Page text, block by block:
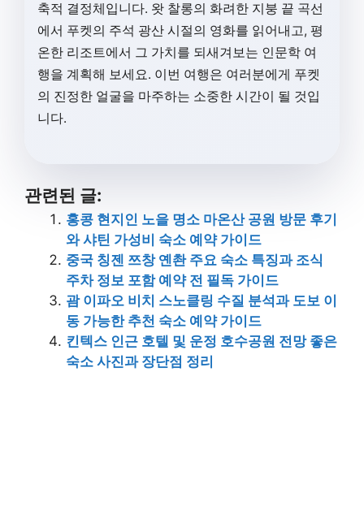
축적 결정체입니다. 왓 찰롱의 화려한 지붕 끝 곡선
에서 푸켓의 주석 광산 시절의 영화를 읽어내고, 평
온한 리조트에서 그 가치를 되새겨보는 인문학 여
행을 계획해 보세요. 이번 여행은 여러분에게 푸켓
의 진정한 얼굴을 마주하는 소중한 시간이 될 것입
니다.
관련된 글:
홍콩 현지인 노을 명소 마온산 공원 방문 후기
와 샤틴 가성비 숙소 예약 가이드
중국 칭젠 쯔창 옌촨 주요 숙소 특징과 조식
주차 정보 포함 예약 전 필독 가이드
괌 이파오 비치 스노클링 수질 분석과 도보 이
동 가능한 추천 숙소 예약 가이드
킨텍스 인근 호텔 및 운정 호수공원 전망 좋은
숙소 사진과 장단점 정리